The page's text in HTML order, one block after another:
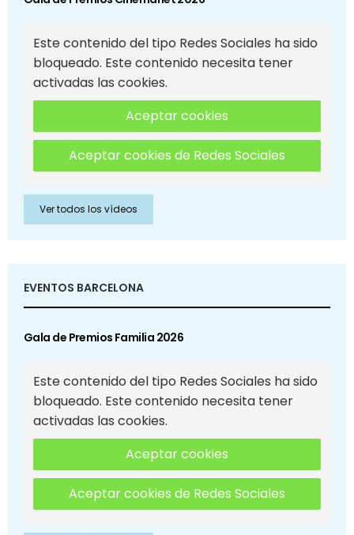
Este contenido del tipo Redes Sociales ha sido
bloqueado. Este contenido necesita tener
activadas las cookies.
Aceptar cookies
Aceptar cookies de Redes Sociales
Ver todos los vídeos
EVENTOS BARCELONA
Gala de Premios Familia 2026
Este contenido del tipo Redes Sociales ha sido
bloqueado. Este contenido necesita tener
activadas las cookies.
Aceptar cookies
Aceptar cookies de Redes Sociales